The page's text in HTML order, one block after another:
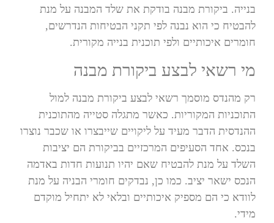
בנייה. ביקורת מבנה בודקת את שלד המבנה על מנת
להבטיח כי הוא נבנה לפי תקני הבטיחות הנדרשים,
חומרים איכותיים ולפי תוכנית בנייה מקורית.
מי רשאי לבצע ביקורת מבנה
רק מהנדס מוסמך רשאי לבצע ביקורת מבנה למול
התוכניות המקוריות. כאשר מתגלה סטייה מהתוכנית
ההנדסית הדבר מעיד על ליקויים שייבצרו או שכבר נוצרו
בנכס. אחד הסעיפים המרכזיים בביקורת הם יציבות
השלד על מנת להבטיח שאם יהיו תנועות חדות באדמה
הנכס ישאר יציב. כמו כן, נבדקים חומרי הבניה על מנת
לוודא כי הם מספיק איכותיים ובלאי לא יתחיל מוקדם
מידי.